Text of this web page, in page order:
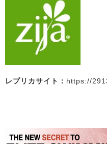
レプリカサイト： https://